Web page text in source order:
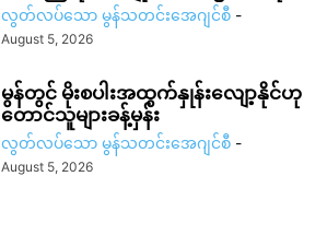
လွတ်လပ်သော မွန်သတင်းအေဂျင်စီ -
August 5, 2026
မွန်တွင် မိုးစပါးအထွက်နှုန်းလျော့နိုင်ဟု
တောင်သူများခန့်မှန်း
လွတ်လပ်သော မွန်သတင်းအေဂျင်စီ -
August 5, 2026